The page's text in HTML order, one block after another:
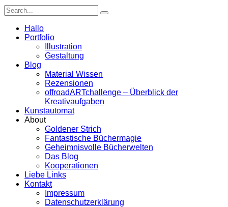
Hallo
Portfolio
Illustration
Gestaltung
Blog
Material Wissen
Rezensionen
offroadARTchallenge – Überblick der
Kreativaufgaben
Kunstautomat
About
Goldener Strich
Fantastische Büchermagie
Geheimnisvolle Bücherwelten
Das Blog
Kooperationen
Liebe Links
Kontakt
Impressum
Datenschutzerklärung